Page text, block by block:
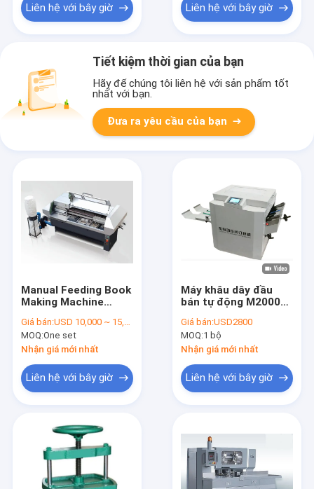
Liên hệ với bây giờ Liên hệ với bây giờ
Tiết kiệm thời gian của bạn
Hãy để chúng tôi liên hệ với sản phẩm tốt
nhất với bạn.
Đưa ra yêu cầu của bạn
Manual Feeding Book
Making Machine
With Three Working
Heads
Giá bán:USD 10,000 ~ 15,000 per set
MOQ:One set
Nhận giá mới nhất
Liên hệ với bây giờ
Máy khâu dây đầu
bán tự động M2000
Giá bán:USD2800
MOQ:1 bộ
Nhận giá mới nhất
Liên hệ với bây giờ